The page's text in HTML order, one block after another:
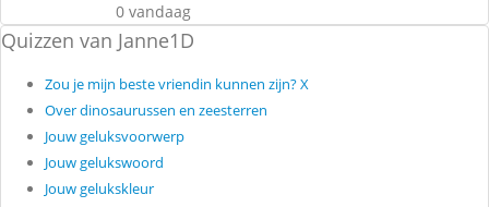
0 vandaag
Quizzen van Janne1D
Zou je mijn beste vriendin kunnen zijn? X
Over dinosaurussen en zeesterren
Jouw geluksvoorwerp
Jouw gelukswoord
Jouw gelukskleur